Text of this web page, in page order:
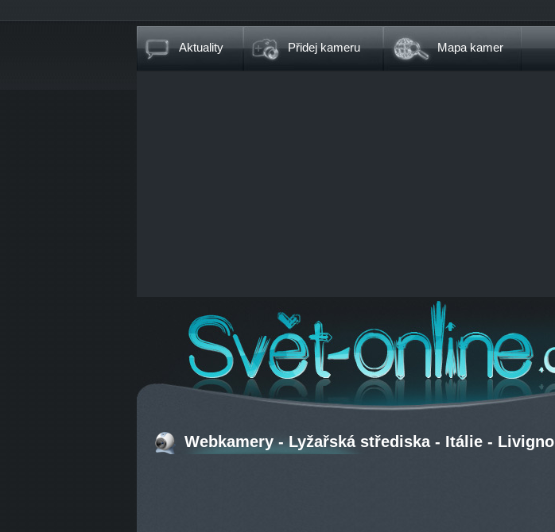
Aktuality Přidej kameru Mapa kamer
Webkamery - Lyžařská střediska - Itálie - Livigno